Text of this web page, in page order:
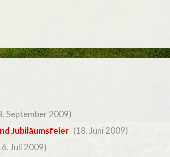
September 2009)
Jubiläumsfeier (18. Juni 2009)
Juli 2009)